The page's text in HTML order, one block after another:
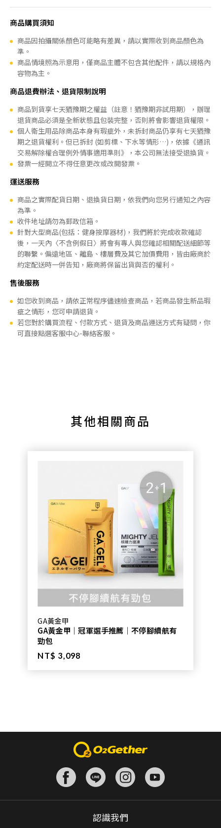
商品購買須知
商品因拍攝關係顏色可能略有差異，請以實際收到商品顏色為
準。
商品情境照為示意用，僅商品主體不包含其他配件，請以規格內
容物為主。
商品退費辦法、退貨限制說明
商品到貨享七天猶豫期之權益（註意！猶豫期非試用期），辦理
退貨商品必須是全新狀態且包裝完整，否則將會影響退貨權限。
個人衛生用品除商品本身有瑕疵外，未拆封商品仍享有七天猶豫
期之退貨權利。但已拆封 (如剪標、下水等情形…)，依據《通訊
交易解除權合理例外情事適用準則》，本公司無法接受退換貨。
發票一經開立不得任意更改或改開發票。
運送服務
商品之實際配貨日期、退換貨日期，依我們向您另行通知之內容
為準。
收件地址請勿為郵政信箱。
針對大型商品(包括：健身按摩器材)，我們將於完成收款確認
後，一天內〈不含例假日〉將會有專人與您確認相關配送細節等
的聯繫。偏遠地區、離島、樓層費及其它加價費用，皆由廠商於
約定配送時一併告知，廠商將保留出貨與否的權利。
售後服務
如您收到商品，請依正常程序儘速檢查商品，若商品發生新品瑕
疵之情形，您可申請退貨。
若您對於購買流程、付款方式、退貨及商品運送方式有疑問，你
可直接點選客服中心-聯絡客服。
其他相關商品
GA黃金甲
GA黃金甲｜冠軍選手推薦｜不停腳續航有
勁包
NT$ 3,098
認識我們